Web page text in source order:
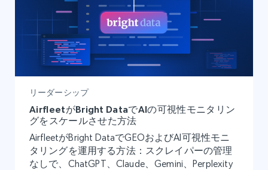
リーダーシップ
AirfleetがBright DataでAIの可視性モニタリン
グをスケールさせた方法
AirfleetがBright DataでGEOおよびAI可視性モニ
タリングを運用する方法：スクレイパーの管理
なしで、ChatGPT、Claude、Gemini、Perplexity